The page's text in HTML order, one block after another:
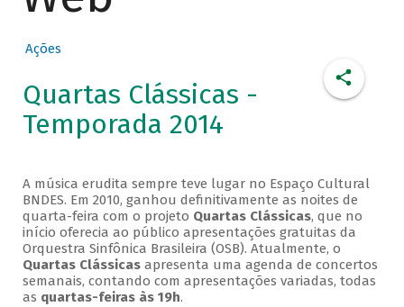
Ações
Quartas Clássicas -
Temporada 2014
A música erudita sempre teve lugar no Espaço Cultural
BNDES. Em 2010, ganhou definitivamente as noites de
quarta-feira com o projeto Quartas Clássicas, que no
início oferecia ao público apresentações gratuitas da
Orquestra Sinfônica Brasileira (OSB). Atualmente, o
Quartas Clássicasapresenta uma agenda de concertos
semanais, contando com apresentações variadas, todas
as quartas-feiras às 19h.